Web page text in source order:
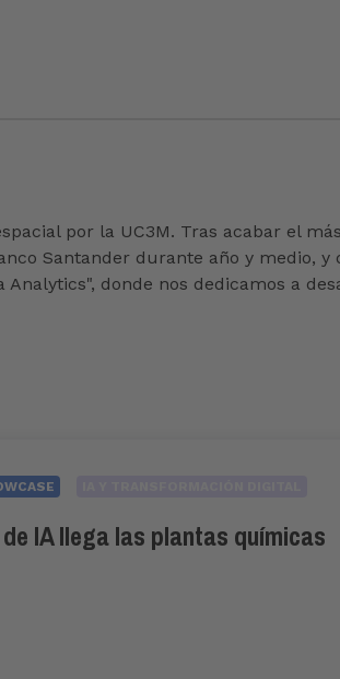
por la UC3M. Tras acabar el
Santander durante año y medio,
Analytics", donde nos dedicamos a
IA llega las plantas químicas